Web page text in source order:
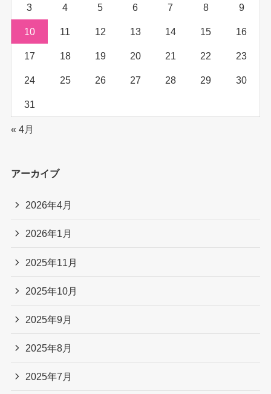
3 4 5 6 7 8 9
10 11 12 13 14 15 16
17 18 19 20 21 22 23
24 25 26 27 28 29 30
31
« 4月
アーカイブ
2026年4月
2026年1月
2025年11月
2025年10月
2025年9月
2025年8月
2025年7月